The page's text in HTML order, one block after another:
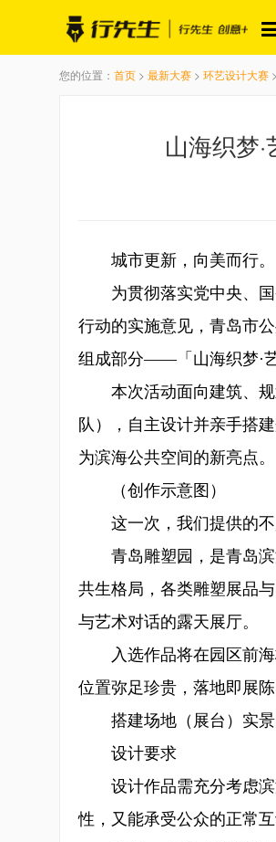
您的位置： 首页 > 最新大赛 > 环艺设计大赛 >
山海织梦
城市更新，向美而行。
为贯彻落实党中央、国
行动的实施意见，青岛市
组成部分——「山海织梦·
本次活动面向建筑、规
队），自主设计并亲手搭
为滨海公共空间的新亮点。
（创作示意图）
这一次，我们提供的不
青岛雕塑园，是青岛滨
共生格局，各类雕塑展品
与艺术对话的露天展厅。
入选作品将在园区前海
位置弥足珍贵，落地即展
搭建场地（展台）实景
设计要求
设计作品需充分考虑滨
性，又能承受公众的正常互